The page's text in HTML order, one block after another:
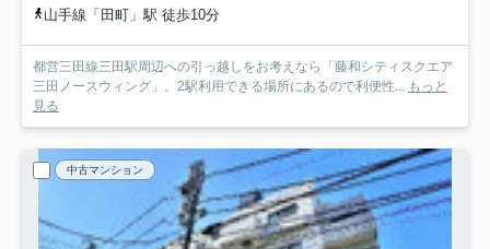
山手線「田町」駅 徒歩10分
都営三田線三田駅周辺への引っ越しをお考えなら「藤和シティスクエア
三田ノースウィング」。2駅利用できる場所にあるので利便性... もっと
見る
中古マンション